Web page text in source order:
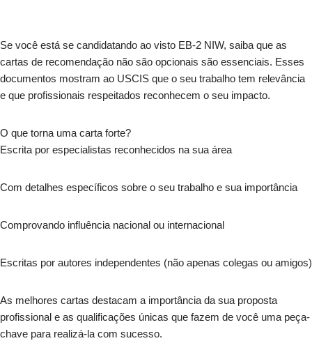
Se você está se candidatando ao visto EB-2 NIW, saiba que as
cartas de recomendação não são opcionais são essenciais. Esses
documentos mostram ao USCIS que o seu trabalho tem relevância
e que profissionais respeitados reconhecem o seu impacto.
O que torna uma carta forte?
Escrita por especialistas reconhecidos na sua área
Com detalhes específicos sobre o seu trabalho e sua importância
Comprovando influência nacional ou internacional
Escritas por autores independentes (não apenas colegas ou amigos)
As melhores cartas destacam a importância da sua proposta
profissional e as qualificações únicas que fazem de você uma peça-
chave para realizá-la com sucesso.